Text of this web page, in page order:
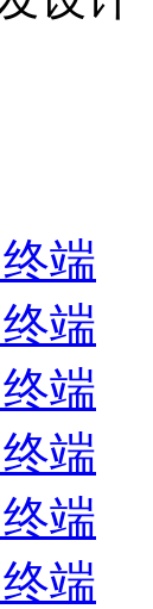
端
端
端
端
端
端